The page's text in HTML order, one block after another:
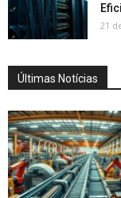
21
Últimas Notícias